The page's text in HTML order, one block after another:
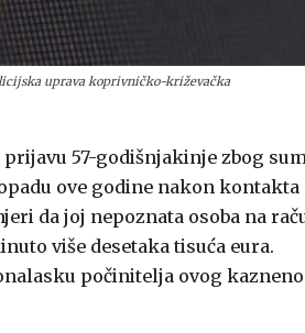
uprava koprivničko-križevačka
57-godišnjakinje zbog
ove godine nakon
da joj nepoznata osoba na
više desetaka tisuća eura.
počinitelja ovog